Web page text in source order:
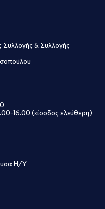
Συλλογής & Συλλογής
16.00 (είσοδος ελεύθερη)
Η/Υ